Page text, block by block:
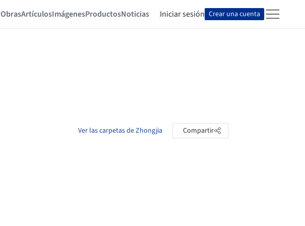
ObrasArtículosImágenesProductosNoticias Iniciar sesión Crear una cuenta
Ver las carpetas de Zhongjia Compartir